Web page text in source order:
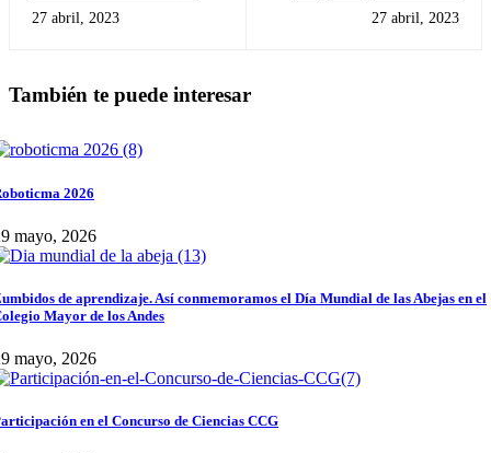
BACHILLERATO PRAE
27 abril, 2023
27 abril, 2023
También te puede interesar
2026
mayo, 2026
de aprendizaje. Así conmemoramos el Día Mundial de las Abejas en el
Mayor de los Andes
mayo, 2026
en el Concurso de Ciencias CCG